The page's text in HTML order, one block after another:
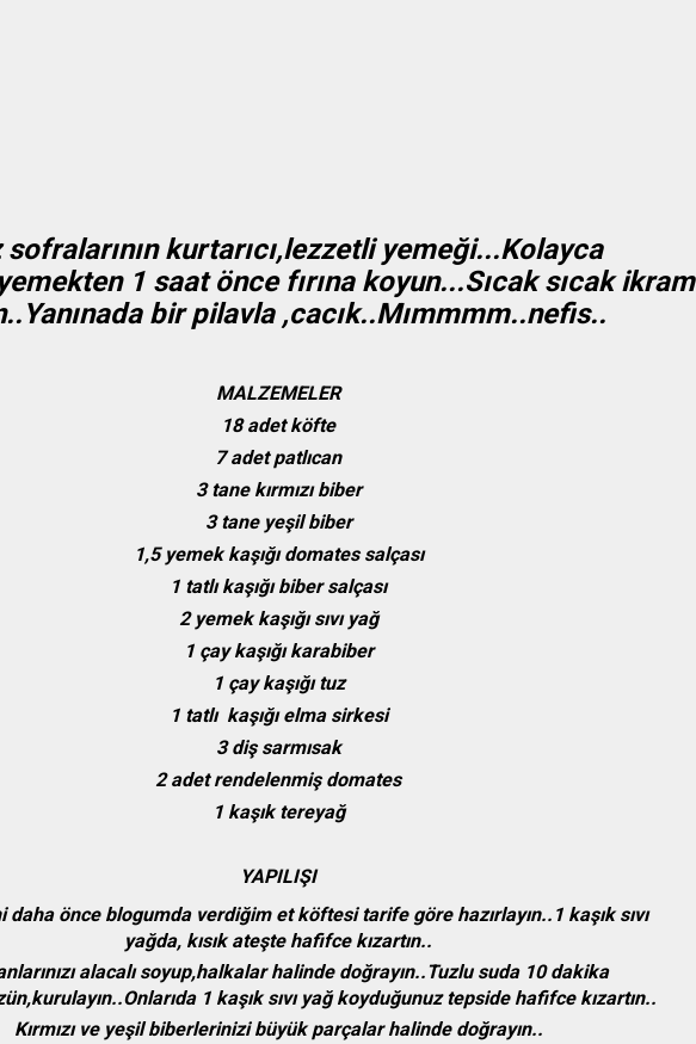
sofralarının kurtarıcı,lezzetli yemeği...Kolayca
1 saat önce fırına koyun...Sıcak sıcak ikram
bir pilavla ,cacık..Mımmmm..nefis..
MALZEMELER
18 adet köfte
7 adet patlıcan
3 tane kırmızı biber
3 tane yeşil biber
1,5 yemek kaşığı domates salçası
1 tatlı kaşığı biber salçası
2 yemek kaşığı sıvı yağ
1 çay kaşığı karabiber
1 çay kaşığı tuz
1 tatlı kaşığı elma sirkesi
3 diş sarmısak
2 adet rendelenmiş domates
1 kaşık tereyağ
YAPILIŞI
daha önce blogumda verdiğim et köftesi tarife göre hazırlayın..1 kaşık sıvı
yağda, kısık ateşte hafifce kızartın..
alacalı soyup,halkalar halinde doğrayın..Tuzlu suda 10 dakika
1 kaşık sıvı yağ koyduğunuz tepside hafifce kızartın..
Kırmızı ve yeşil biberlerinizi büyük parçalar halinde doğrayın..